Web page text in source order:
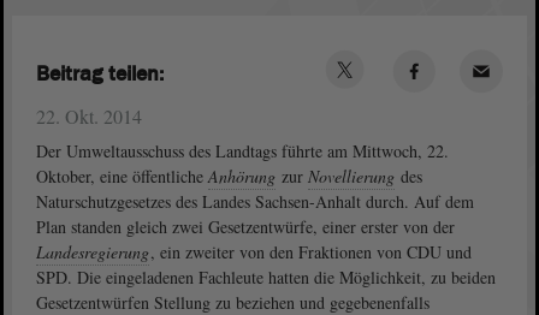
22. Okt. 2014
Der Umweltausschuss des Landtags führte am Mittwoch, 22.
Oktober, eine öffentlicheAnhörung zur Novellierung des
Naturschutzgesetzes des Landes Sachsen-Anhalt durch. Auf dem
Plan standen gleich zwei Gesetzentwürfe, einer erster von der
Landesregierung, ein zweiter von den Fraktionen von CDU und
SPD. Die eingeladenen Fachleute hatten die Möglichkeit, zu beiden
Gesetzentwürfen Stellung zu beziehen und gegebenenfalls
Beitrag teilen: